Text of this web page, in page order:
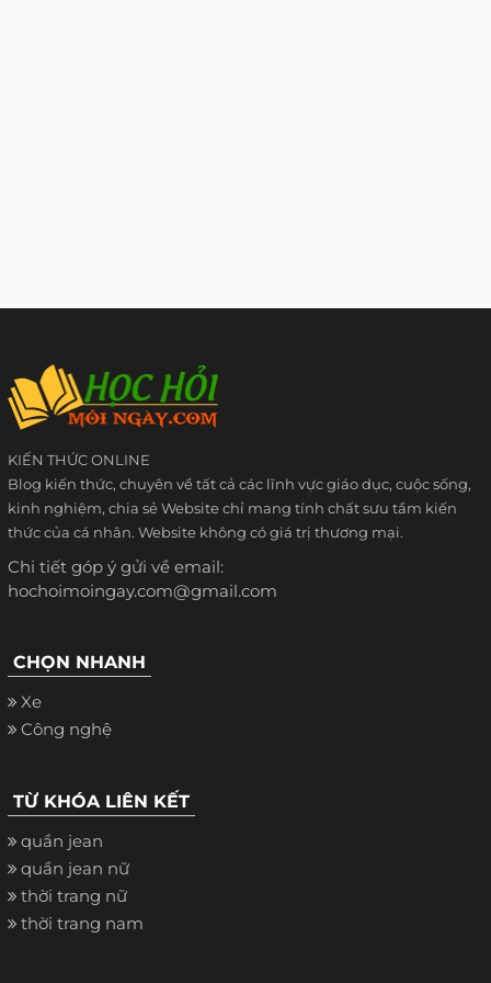
KIẾN THỨC ONLINE
Blog kiến thức, chuyên về tất cả các lĩnh vực giáo dục, cuộc sống,
kinh nghiệm, chia sẻ Website chỉ mang tính chất sưu tầm kiến
thức của cá nhân. Website không có giá trị thương mại.
Chi tiết góp ý gửi về email:
hochoimoingay.com@gmail.com
CHỌN NHANH
Xe
Công nghệ
TỪ KHÓA LIÊN KẾT
quần jean
quần jean nữ
thời trang nữ
thời trang nam